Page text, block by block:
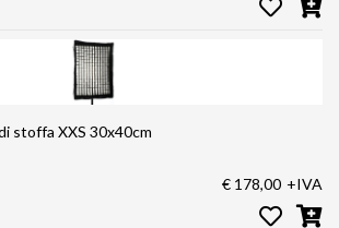
Griglia 50› di stoffa XXS 30x40cm
€ 178,00 +IVA